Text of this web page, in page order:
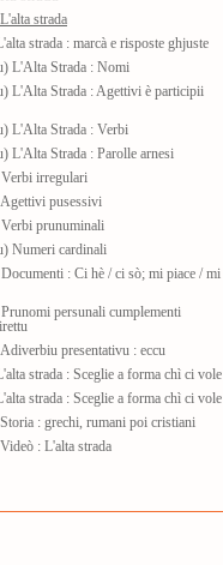
strada
strada : marcà e risposte ghjuste
L'Alta Strada : Nomi
L'Alta Strada : Agettivi è participii
L'Alta Strada : Verbi
L'Alta Strada : Parolle arnesi
irregulari
pusessivi
prunuminali
Numeri cardinali
: Ci hè / ci sò; mi piace / mi
persunali cumplementi
presentativu : eccu
strada : Sceglie a forma chì ci vole
strada : Sceglie a forma chì ci vole
: grechi, rumani poi cristiani
: L'alta strada